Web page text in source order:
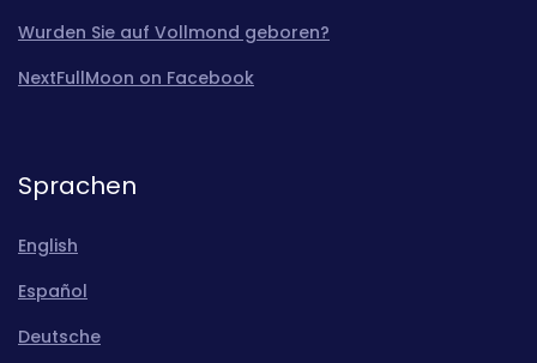
Wurden Sie auf Vollmond geboren?
NextFullMoon on Facebook
Sprachen
English
Español
Deutsche